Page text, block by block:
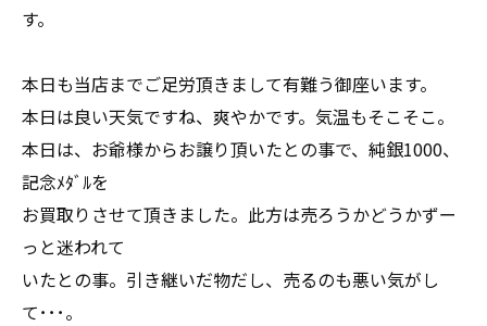
す。
本日も当店までご足労頂きまして有難う御座います。
本日は良い天気ですね、爽やかです。気温もそこそこ。
本日は、お爺様からお譲り頂いたとの事で、純銀1000、
記念ﾒﾀﾞﾙを
お買取りさせて頂きました。此方は売ろうかどうかずー
っと迷われて
いたとの事。引き継いだ物だし、売るのも悪い気がし
て･･･。